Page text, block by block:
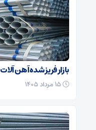
بازار فریز شده آهن آلات